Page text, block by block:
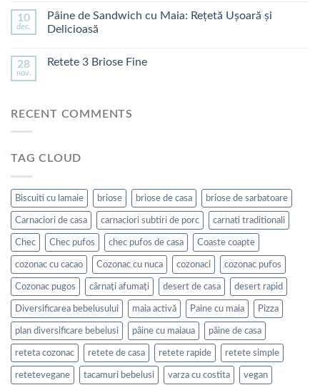
10
dec.
Pâine de Sandwich cu Maia: Rețetă Ușoară și
Delicioasă
28
nov.
Retete 3 Briose Fine
RECENT COMMENTS
TAG CLOUD
Biscuiti cu lamaie briose briose de casa briose de sarbatoare
Carnaciori de casa carnaciori subtiri de porc carnati traditionali
Chec Chec pufos chec pufos de casa Coaste coapte
cozonac cu cacao Cozonac cu nuca cozonaci cozonac pufos
Cozonac pugos cârnați afumați desert de casa desert rapid
Diversificarea bebelusului maia activă Paine cu maia Pizza
plan diversificare bebelusi pâine cu maiaua pâine de casa
reteta cozonac retete de casa retete rapide retete simple
retetevegane tacamuri bebelusi varza cu costita vegan